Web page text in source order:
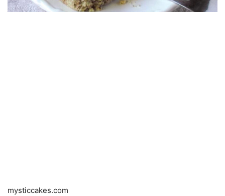
mysticcakes.com